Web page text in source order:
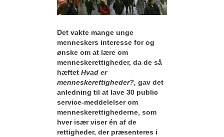
Det vakte mange unge
menneskers interesse for og
ønske om at lære om
menneskerettigheder, da de så
hæftet Hvad er
menneskerettigheder?, gav det
anledning til at lave 30 public
service-meddelelser om
menneskerettighederne, som
hver især viser én af de
rettigheder, der præsenteres i